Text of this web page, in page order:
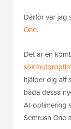
Därför var jag
One.
Det är en
hjälper dig att
båda dessa
AI-optimering
Semrush One